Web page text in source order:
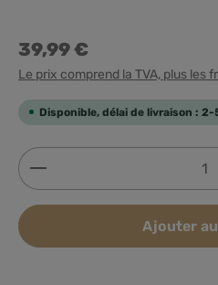
39,99 €
Le prix comprend la TVA, plus les
Disponible, délai de livraison : 2-
Quantité de produit :
Ajouter